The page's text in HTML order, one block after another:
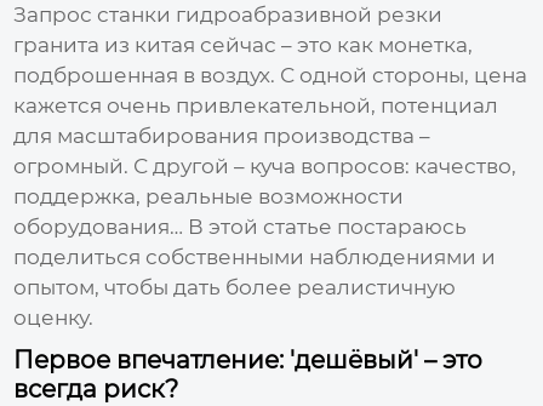
Запрос станки гидроабразивной резки
гранита из китая сейчас – это как монетка,
подброшенная в воздух. С одной стороны, цена
кажется очень привлекательной, потенциал
для масштабирования производства –
огромный. С другой – куча вопросов: качество,
поддержка, реальные возможности
оборудования… В этой статье постараюсь
поделиться собственными наблюдениями и
опытом, чтобы дать более реалистичную
оценку.
Первое впечатление: 'дешёвый' – это
всегда риск?